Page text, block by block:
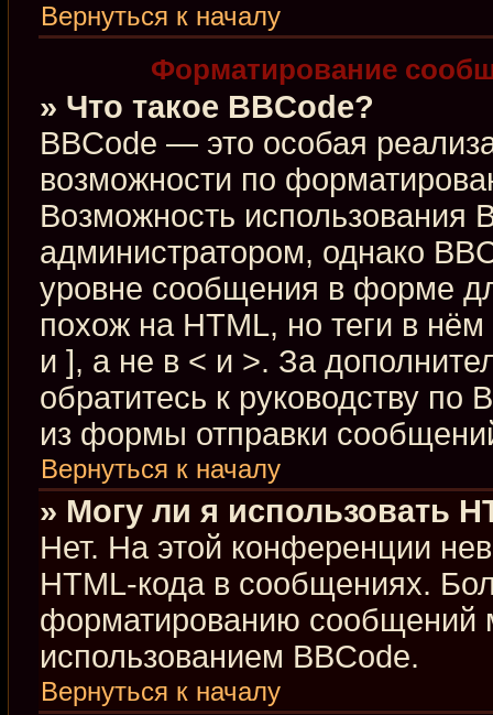
Вернуться к началу
Форматирование
» Что такое BBCode?
BBCode — это особая
возможности по
Возможность использования
администратором, однако
уровне сообщения в форме
похож на HTML, но теги в
и ], а не в < и >. За
обратитесь к руководству по
из формы отправки
Вернуться к началу
» Могу ли я использовать
Нет. На этой конференции
HTML-кода в сообщениях.
форматированию сообщений
использованием BBCode.
Вернуться к началу